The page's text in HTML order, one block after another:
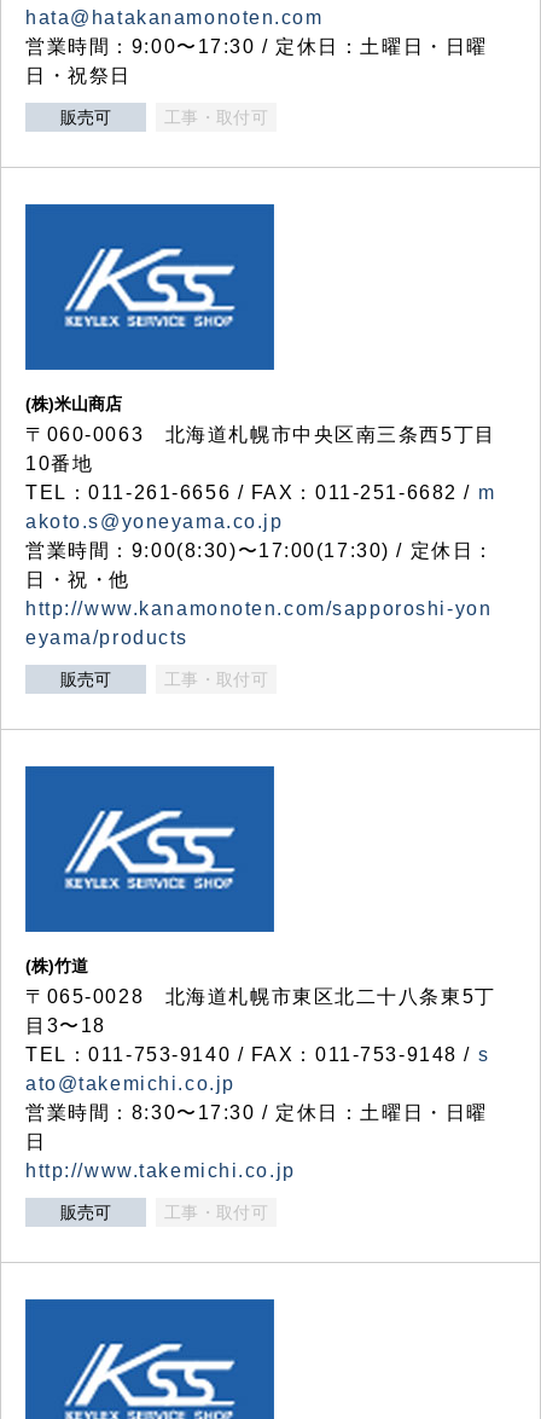
hata@hatakanamonoten.com
営業時間：9:00〜17:30 / 定休日：土曜日・日曜
日・祝祭日
販売可 工事・取付可
(株)米山商店
〒060-0063 北海道札幌市中央区南三条西5丁目
10番地
TEL：011-261-6656 / FAX：011-251-6682 / m
akoto.s@yoneyama.co.jp
営業時間：9:00(8:30)〜17:00(17:30) / 定休日：
日・祝・他
http://www.kanamonoten.com/sapporoshi-yon
eyama/products
販売可 工事・取付可
(株)竹道
〒065-0028 北海道札幌市東区北二十八条東5丁
目3〜18
TEL：011-753-9140 / FAX：011-753-9148 / s
ato@takemichi.co.jp
営業時間：8:30〜17:30 / 定休日：土曜日・日曜
日
http://www.takemichi.co.jp
販売可 工事・取付可